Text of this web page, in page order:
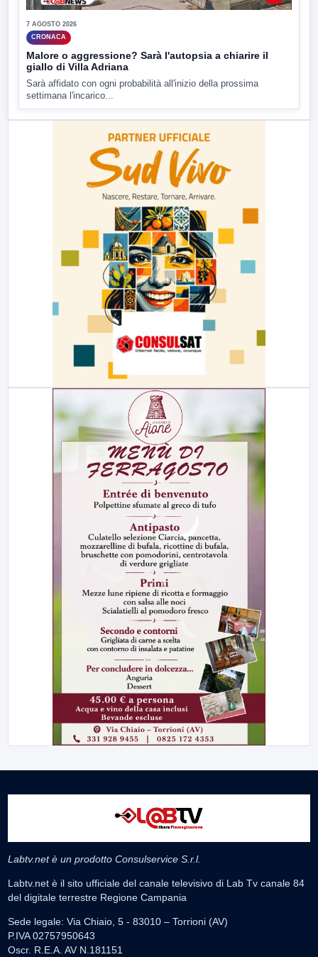
7 AGOSTO 2026
CRONACA
Malore o aggressione? Sarà l'autopsia a chiarire il
giallo di Villa Adriana
Sarà affidato con ogni probabilità all'inizio della prossima
settimana l'incarico...
Labtv.net è un prodotto Consulservice S.r.l.
Labtv.net è il sito ufficiale del canale televisivo di Lab Tv canale 84
del digitale terrestre Regione Campania
Sede legale: Via Chiaio, 5 - 83010 – Torrioni (AV)
P.IVA 02757950643
Oscr. R.E.A. AV N.181151